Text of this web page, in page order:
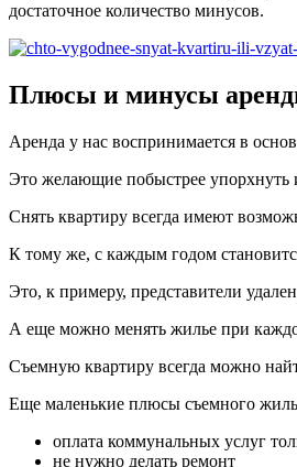
достаточное количество минусов.
Плюсы и минусы
Аренда у нас воспринимается в
Это желающие побыстрее упорхнуть
Снять квартиру всегда имеют
К тому же, с каждым годом
Это, к примеру, представители
А еще можно менять жилье при
Съемную квартиру всегда можно
Еще маленькие плюсы съемного
оплата коммунальных услуг
не нужно делать ремонт